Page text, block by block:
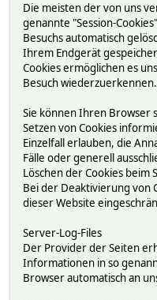
Die meisten der von uns
genannte "Session-
Besuchs automatisch
Ihrem Endgerät
Cookies ermöglichen es
Besuch wiederzuerkennen.
Sie können Ihren Browser
Setzen von Cookies
Einzelfall erlauben, die
Fälle oder generell
Löschen der Cookies beim
Bei der Deaktivierung von
dieser Website
Server-Log-Files
Der Provider der Seiten
Informationen in so
Browser automatisch an